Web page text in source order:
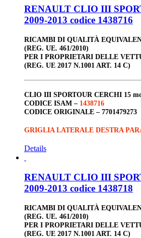
RENAULT CLIO III
2009-2013 codice 1438716
RICAMBI DI QUALITÀ
(REG. UE. 461/2010)
PER I PROPRIETARI DELLE
(REG. UE 2017 N.1001 ART. 14 C)
CLIO III SPORTOUR CERCHI 15
CODICE ISAM – 1438716
CODICE ORIGINALE – 7701479273
GRIGLIA LATERALE DESTRA
Details
RENAULT CLIO III
2009-2013 codice 1438718
RICAMBI DI QUALITÀ
(REG. UE. 461/2010)
PER I PROPRIETARI DELLE
(REG. UE 2017 N.1001 ART. 14 C)